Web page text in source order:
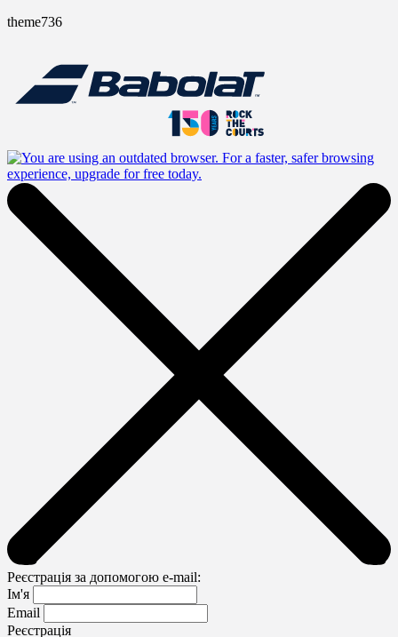
theme736
Реєстрація за допомогою e-mail:
Ім'я
Email
Реєстрація